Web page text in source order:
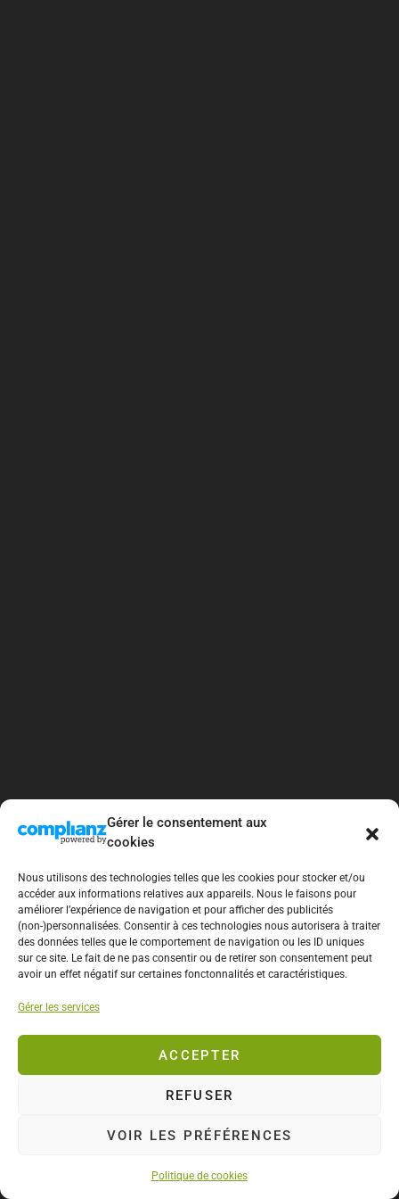
Gérer le consentement aux
cookies
Nous utilisons des technologies telles que les cookies pour stocker et/ou
accéder aux informations relatives aux appareils. Nous le faisons pour
améliorer l’expérience de navigation et pour afficher des publicités
(non-)personnalisées. Consentir à ces technologies nous autorisera à traiter
des données telles que le comportement de navigation ou les ID uniques
sur ce site. Le fait de ne pas consentir ou de retirer son consentement peut
avoir un effet négatif sur certaines fonctonnalités et caractéristiques.
Gérer les services
ACCEPTER
REFUSER
VOIR LES PRÉFÉRENCES
Politique de cookies
London Design
Festival – Voyage
presse avec Schneider
Previous article Next article